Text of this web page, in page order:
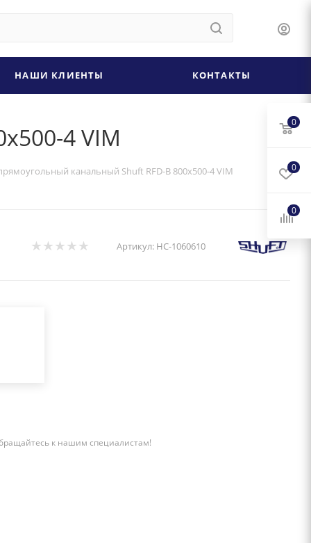
НАШИ КЛИЕНТЫ КОНТАКТЫ
4 VIM
канальный Shuft RFD-B 800х500-4 VIM
Артикул: НС-1060610
к нашим специалистам!
0
0
0